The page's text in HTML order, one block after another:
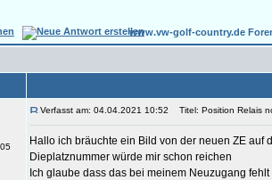
www.vw-golf-country.de
Verfasst am: 04.04.2021 10:52 Titel: Position Relais
Hallo ich bräuchte ein Bild von der neuen ZE auf
Dieplatznummer würde mir schon reichen
Ich glaube dass das bei meinem Neuzugang fehlt